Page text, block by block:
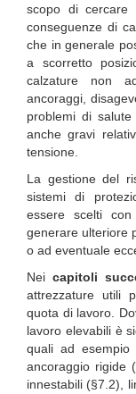
scopo di
conseguenze di
che in generale
a scorretto
calzature non
ancoraggi,
problemi di
anche gravi
tensione.
La gestione del
sistemi di
essere scelti
generare ulteriore
o ad eventuale
Nei capitoli
attrezzature utili
quota di lavoro.
lavoro elevabili è
quali ad esempio
ancoraggio rigide
innestabili (§7.2),